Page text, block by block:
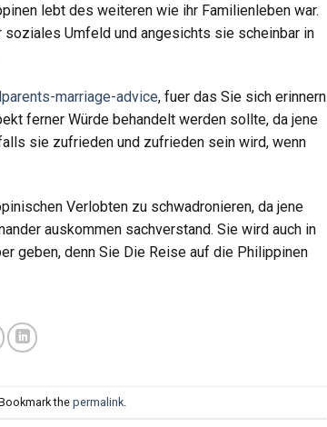
lebt des weiteren wie ihr Familienleben war.
Umfeld und angesichts sie scheinbar in
marriage-advice, fuer das Sie sich erinnern
ferner Würde behandelt werden sollte, da jene
sie zufrieden und zufrieden sein wird, wenn
Verlobten zu schwadronieren, da jene
auskommen sachverstand. Sie wird auch in
geben, denn Sie Die Reise auf die Philippinen
Bookmark thepermalink